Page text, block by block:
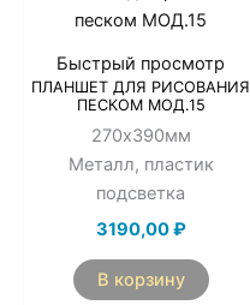
Быстрый просмотр
ПЛАНШЕТ ДЛЯ РИСОВАНИЯ
ПЕСКОМ МОД.15
270х390мм
Металл, пластик
подсветка
3190,00₽
В корзину